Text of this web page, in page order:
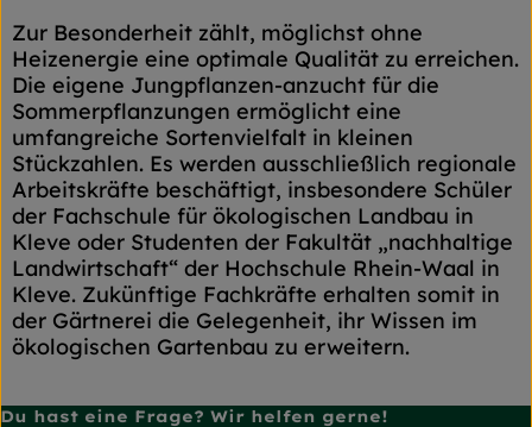
Zur Besonderheit zählt, möglichst ohne
Heizenergie eine optimale Qualität zu erreichen.
Die eigene Jungpflanzen-anzucht für die
Sommerpflanzungen ermöglicht eine
umfangreiche Sortenvielfalt in kleinen
Stückzahlen. Es werden ausschließlich regionale
Arbeitskräfte beschäftigt, insbesondere Schüler
der Fachschule für ökologischen Landbau in
Kleve oder Studenten der Fakultät „nachhaltige
Landwirtschaft“ der Hochschule Rhein-Waal in
Kleve. Zukünftige Fachkräfte erhalten somit in
der Gärtnerei die Gelegenheit, ihr Wissen im
ökologischen Gartenbau zu erweitern.
Du hast eine Frage? Wir helfen gerne!